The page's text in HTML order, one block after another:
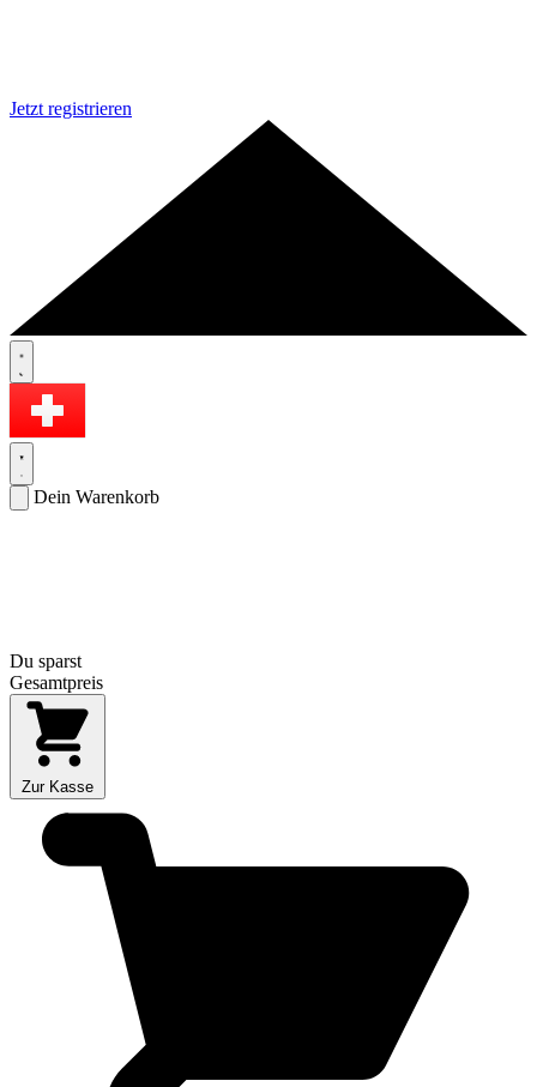
Jetzt registrieren
Dein Warenkorb
Du sparst
Gesamtpreis
Zur Kasse